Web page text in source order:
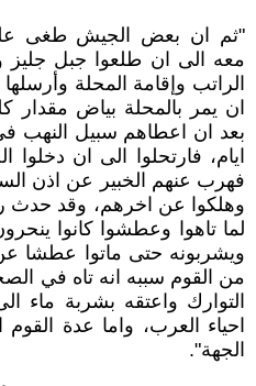
"ثم ان بعض الجيش طغى
معه الى ان طلعوا جبل جليز
الراتب وإقامة المحلة
ان يمر بالمحلة بياض
بعد ان اعطاهم سبيل النهب في
ايام، فارتحلوا الى ان
فهرب عنهم الخبير عن اذن
لما تاهوا وعطشوا كانوا
ويشربونه حتى ماتوا عطشا
من القوم سببه انه تاه في
التوارك واعتقه بشربة
احياء العرب، واما عدة
الجهة".